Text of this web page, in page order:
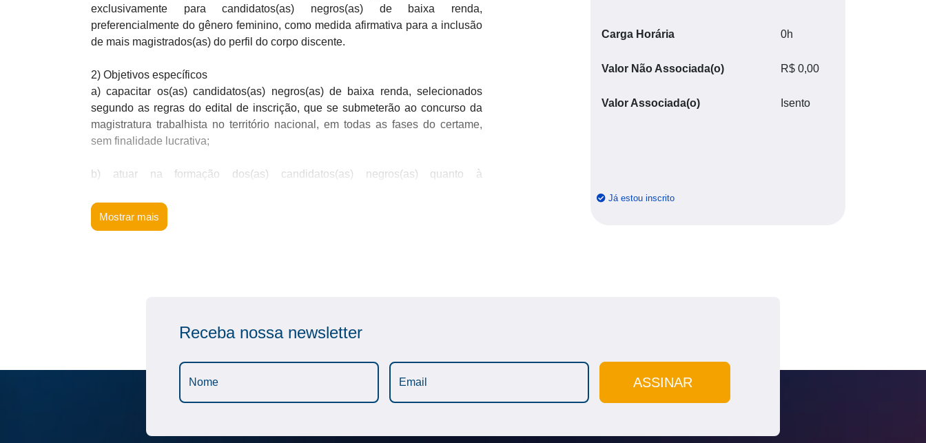
exclusivamente para candidatos(as) negros(as) de baixa renda,
preferencialmente do gênero feminino, como medida afirmativa para a inclusão
de mais magistrados(as) do perfil do corpo discente.
2) Objetivos específicos
a) capacitar os(as) candidatos(as) negros(as) de baixa renda, selecionados
segundo as regras do edital de inscrição, que se submeterão ao concurso da
magistratura trabalhista no território nacional, em todas as fases do certame,
sem finalidade lucrativa;
b) atuar na formação dos(as) candidatos(as) negros(as) quanto à
principalmente de maneira volutária, na busca pela superação das
desigualdades decorrentes do racismo, que impede o ingresso e
Material e Processual do Trabalho”, nos termos do art. 2º do Estatuto da
Pessoas negras, de baixa renda, aprovadas em processo seletivo.
4) Número de vagas
Mostrar mais
Carga Horária 0h
Valor Não Associada(o) R$ 0,00
Valor Associada(o) Isento
Já estou inscrito
Receba nossa newsletter